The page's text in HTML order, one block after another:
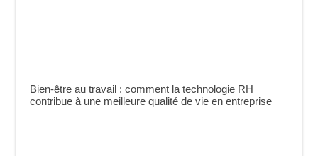
Bien-être au travail : comment la technologie RH
contribue à une meilleure qualité de vie en entreprise